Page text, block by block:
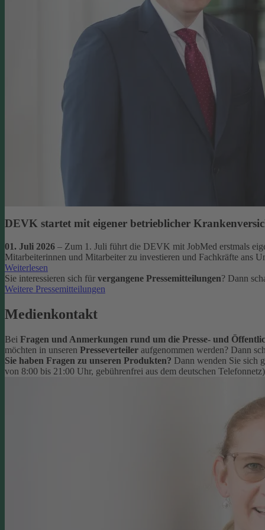
DEVK startet mit eigener betrieblicher
01. Juli 2026 – Zum 1. Juli führt die DEVK mit JobMed erstmals
Mitarbeiterinnen und Mitarbeiter zu investieren und Fachkräfte ans
Weiterlesen
Sie interessieren sich für vergangene Pressemitteilungen? Dann
Weitere Pressemitteilungen
Medienkontakt
Bei Fragen und Anmerkungen rund um die Presse- und
möchten in unseren Presseverteiler aufgenommen werden? Dann
Sie haben Fragen zu unseren Produkten? Dann wenden Sie sich
von 8:00 bis 21:00 Uhr, gebührenfrei aus dem deutschen